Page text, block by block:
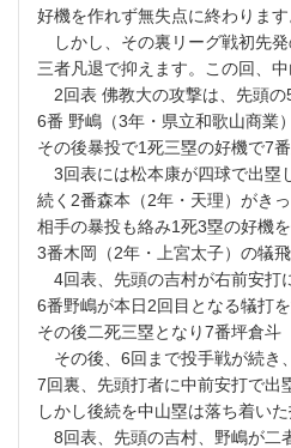
好機を作れず無失点に終わります
しかし、その裏リーグ戦初先
三者凡退で抑えます。この回、
2回表 佛教大の攻撃は、先頭の
6番 野嶋（3年・県立和歌山商業
その後暴投で1死三塁の好機で7
3回表には松本康が四球で出塁
続く2番森本（2年・天理）がき
相手の暴投も絡み1死3塁の好機
3番木岡（2年・上宮太子）の犠
4回表、先頭の吉村が右前安打
6番野嶋が本日2回目となる犠打
その後二死三塁となり7番坪倉斗
その後、6回まで投手戦が続き
7回裏、先頭打者に中前安打で出
しかし後続を中山塁は落ち着い
8回表、先頭の吉村、野嶋が二